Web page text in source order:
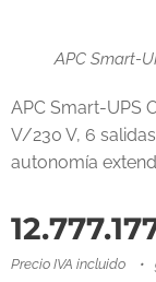
APC Smart-
APC Smart-UPS
V/230 V, 6 salidas
autonomía
Precio IVA incluido